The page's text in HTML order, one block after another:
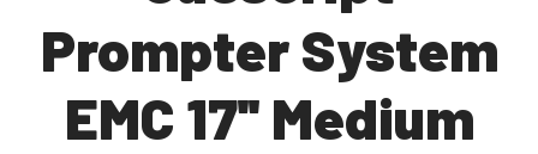
Prompter System
EMC 17'' Medium